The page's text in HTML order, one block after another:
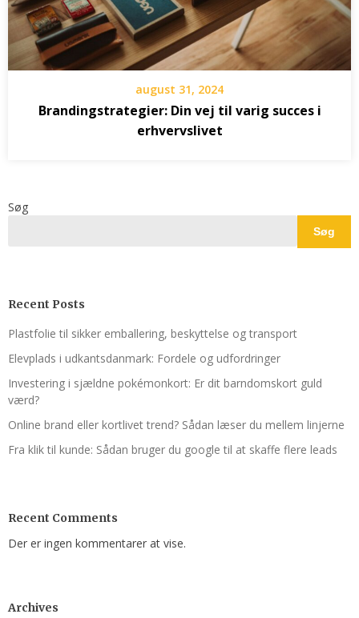
august 31, 2024
Brandingstrategier: Din vej til varig succes i
erhvervslivet
Søg
Søg
Recent Posts
Plastfolie til sikker emballering, beskyttelse og transport
Elevplads i udkantsdanmark: Fordele og udfordringer
Investering i sjældne pokémonkort: Er dit barndomskort guld
værd?
Online brand eller kortlivet trend? Sådan læser du mellem linjerne
Fra klik til kunde: Sådan bruger du google til at skaffe flere leads
Recent Comments
Der er ingen kommentarer at vise.
Archives